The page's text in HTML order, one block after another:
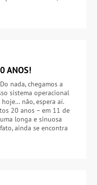
ANOS!
nada, chegamos a
sistema operacional
não, espera aí.
20 anos – em 11 de
longa e sinuosa
ainda se encontra